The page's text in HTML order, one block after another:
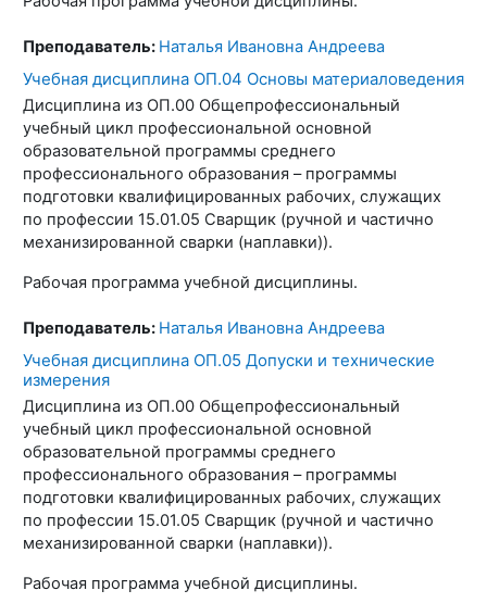
Преподаватель: Наталья Ивановна Андреева
Учебная дисциплина ОП.04 Основы материаловедения
Дисциплина из ОП.00 Общепрофессиональный
учебный цикл профессиональной основной
образовательной программы среднего
профессионального образования – программы
подготовки квалифицированных рабочих, служащих
по профессии 15.01.05 Сварщик (ручной и частично
механизированной сварки (наплавки)).
Рабочая программа учебной дисциплины.
Преподаватель: Наталья Ивановна Андреева
Учебная дисциплина ОП.05 Допуски и технические
измерения
Дисциплина из ОП.00 Общепрофессиональный
учебный цикл профессиональной основной
образовательной программы среднего
профессионального образования – программы
подготовки квалифицированных рабочих, служащих
по профессии 15.01.05 Сварщик (ручной и частично
механизированной сварки (наплавки)).
Рабочая программа учебной дисциплины.